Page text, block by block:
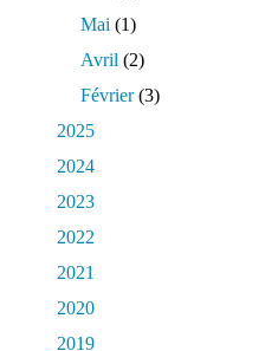
Mai (1)
Avril (2)
Février(3)
2025
2024
2023
2022
2021
2020
2019